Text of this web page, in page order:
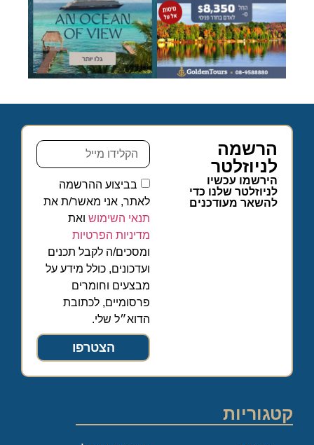
הרשמה
לניוזלטר
הירשמו עכשיו
לניוזלטר שלנו כדי
להשאר מעודכנים
בביצוע ההרשמה
לאתר, אני מאשר/ת את
תנאי השימוש ואת
מדיניות הפרטיות
ומסכים/ה לקבל תכנים
ועדכונים, כולל מידע על
מבצעים וחומרים
פרסומיים, לכתובת
הדוא״ל שלי.
הצטרפו
קטגוריות